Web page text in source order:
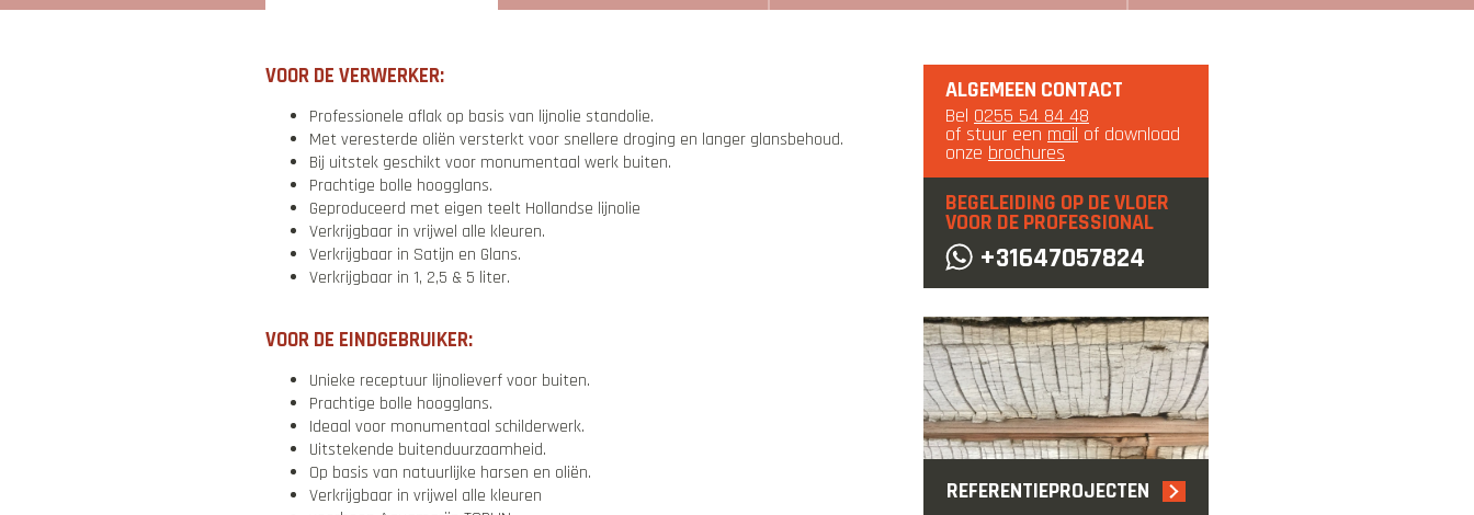
VOOR DE VERWERKER:
Professionele aflak op basis van lijnolie standolie.
Met veresterde oliën versterkt voor snellere droging en langer glansbehoud.
Bij uitstek geschikt voor monumentaal werk buiten.
Prachtige bolle hoogglans.
Geproduceerd met eigen teelt Hollandse lijnolie
Verkrijgbaar in vrijwel alle kleuren.
Verkrijgbaar in Satijn en Glans.
Verkrijgbaar in 1, 2,5 & 5 liter.
VOOR DE EINDGEBRUIKER:
Unieke receptuur lijnolieverf voor buiten.
Prachtige bolle hoogglans.
Ideaal voor monumentaal schilderwerk.
Uitstekende buitenduurzaamheid.
Op basis van natuurlijke harsen en oliën.
Verkrijgbaar in vrijwel alle kleuren
ALGEMEEN CONTACT
Bel 0255 54 84 48
of stuur een mail of download
onze brochures
BEGELEIDING OP DE VLOER
VOOR DE PROFESSIONAL
+31647057824
REFERENTIEPROJECTEN